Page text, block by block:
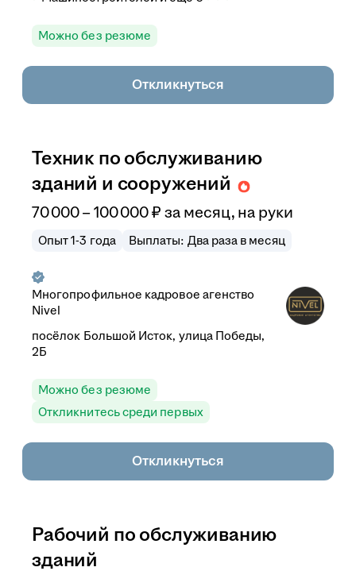
Можно без резюме
Откликнуться
Техник по обслуживанию
зданий и сооружений
70 000–100 000₽ за месяц, на руки
Опыт 1-3 года Выплаты: Два раза в месяц
Многопрофильное кадровое агенство
Nivel
посёлок Большой Исток, улица Победы,
2Б
Можно без резюме
Откликнитесь среди первых
Откликнуться
Рабочий по обслуживанию
зданий